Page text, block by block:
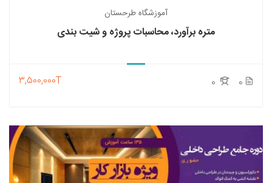
آموزشگاه طرحستان
متره برآورد، محاسبات پروژه و شیت بندی
0
3,500,000T